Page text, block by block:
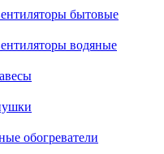
бытовые
водяные
обогреватели